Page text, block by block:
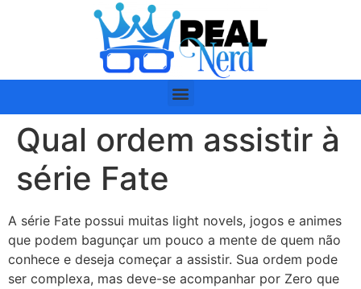
Qual ordem assistir à
série Fate
A série Fate possui muitas light novels, jogos e animes
que podem bagunçar um pouco a mente de quem não
conhece e deseja começar a assistir. Sua ordem pode
ser complexa, mas deve-se acompanhar por Zero que